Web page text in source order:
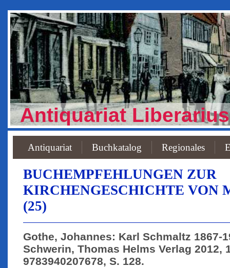
Antiquariat Liberarius
Antiquariat Buchkatalog Regionales
BUCHEMPFEHLUNGEN ZUR
KIRCHENGESCHICHTE VON
(25)
Gothe, Johannes: Karl Schmaltz 1867-
Schwerin, Thomas Helms Verlag 2012,
9783940207678, S. 128.